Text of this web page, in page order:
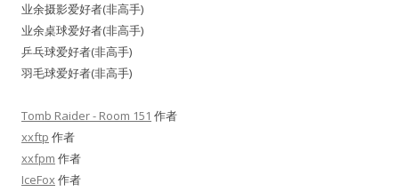
业余摄影爱好者(非高手)
业余桌球爱好者(非高手)
乒乓球爱好者(非高手)
羽毛球爱好者(非高手)
Tomb Raider - Room 151 作者
xxftp 作者
xxfpm 作者
IceFox作者